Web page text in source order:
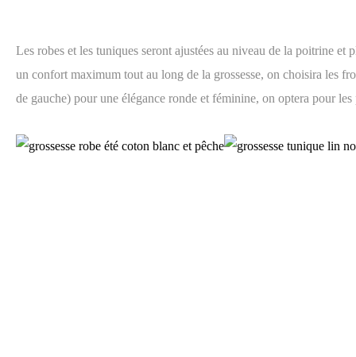
Les robes et les tuniques seront ajustées au niveau de la poitrine et
un confort maximum tout au long de la grossesse, on choisira les
de gauche) pour une élégance ronde et féminine, on optera pour